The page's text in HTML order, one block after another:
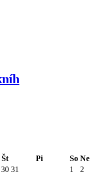
Št Pi So Ne
30 31 1 2